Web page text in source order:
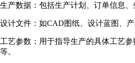
生产数据：包括生产计划、订单信息、
设计文件：如CAD图纸、设计蓝图、产
工艺参数：用于指导生产的具体工艺
等。